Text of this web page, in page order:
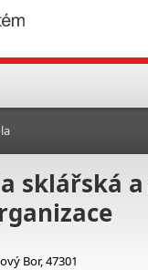
sklářská
Bor, 47301